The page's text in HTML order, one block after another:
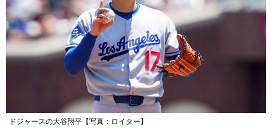
ドジャースの大谷翔平【写真：ロイター】